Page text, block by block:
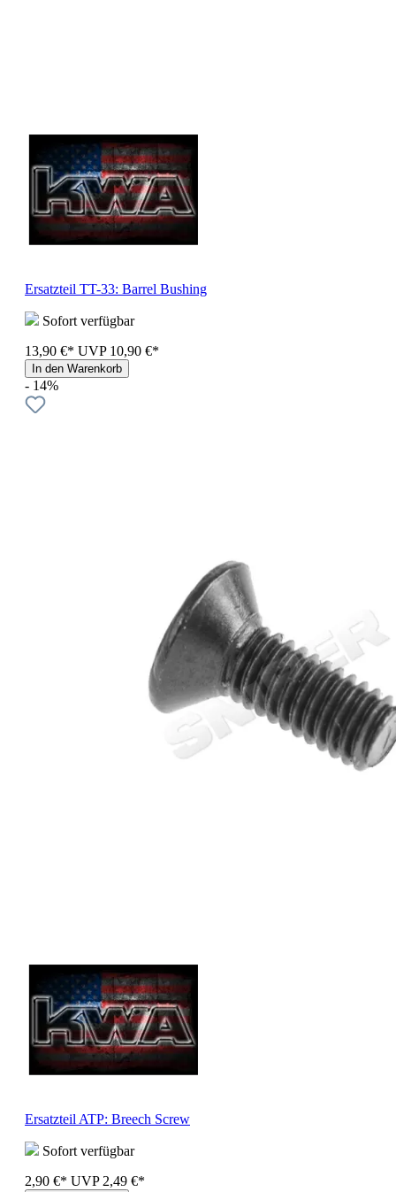
Ersatzteil TT-33: Barrel Bushing
Sofort verfügbar
13,90 €* UVP 10,90 €*
In den Warenkorb
- 14%
Ersatzteil ATP: Breech Screw
Sofort verfügbar
2,90 €* UVP 2,49 €*